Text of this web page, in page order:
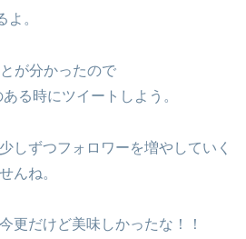
。
が分かったので
る時にツイートしよう。
しずつフォロワーを増やしていく
んね。
更だけど美味しかったな！！